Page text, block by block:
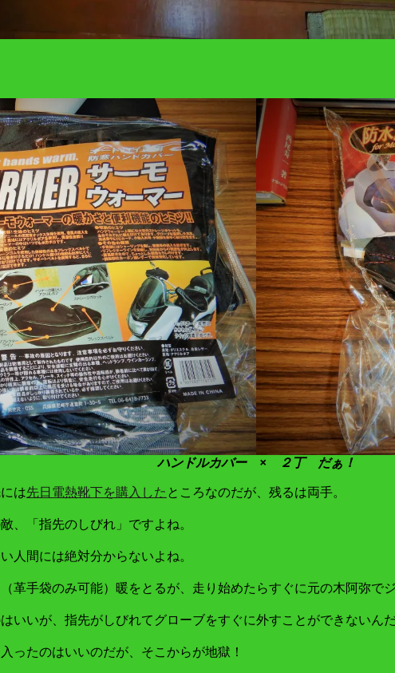
ハンドルカバー × ２丁 だぁ！
は先日電熱靴下を購入したところなのだが、残るは両手。
、「指先のしびれ」ですよね。
人間には絶対分からないよね。
革手袋のみ可能）暖をとるが、走り始めたらすぐに元の木阿弥で
いいが、指先がしびれてグローブをすぐに外すことができないんだ
ったのはいいのだが、そこからが地獄！